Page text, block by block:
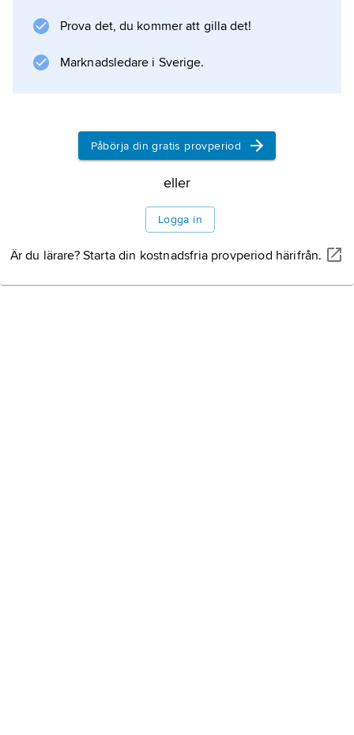
Prova det, du kommer att gilla det!
Marknadsledare i Sverige.
Påbörja din gratis provperiod
eller
Logga in
Är du lärare? Starta din kostnadsfria provperiod härifrån.